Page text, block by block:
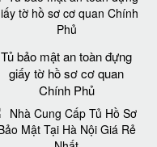
Tủ bảo mật an toàn đựng
giấy tờ hồ sơ cơ quan
Chính Phủ